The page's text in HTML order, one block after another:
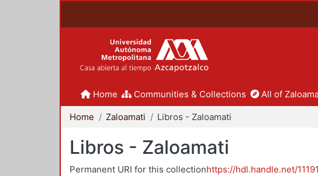
Home Communities & Collections All of
Home Zaloamati Libros - Zaloamati
Libros - Zaloamati
Permanent URI for this collectionhttps://hdl.handle.net/